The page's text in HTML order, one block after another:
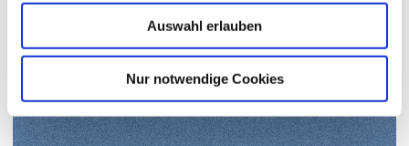
Auswahl erlauben
Nur notwendige Cookies